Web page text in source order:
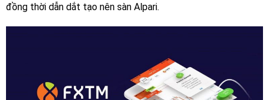
đồng thời dẫn dắt tạo nên sàn Alpari.